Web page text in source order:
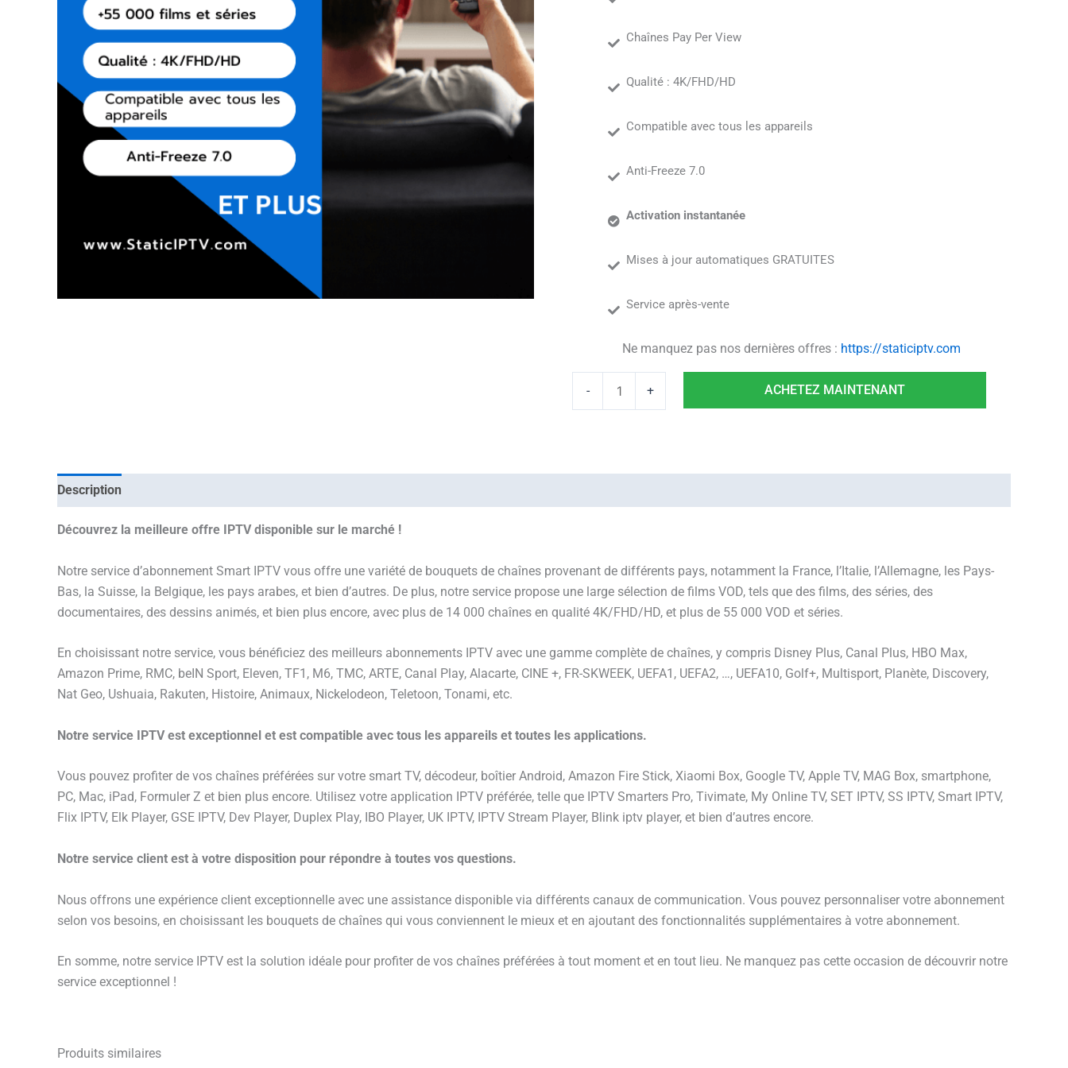
Chaînes Pay Per View
Qualité : 4K/FHD/HD
Compatible avec tous les appareils
Anti-Freeze 7.0
Activation instantanée
Mises à jour automatiques GRATUITES
Service après-vente
Ne manquez pas nos dernières offres : https://staticiptv.com
- + ACHETEZ MAINTENANT
Description
Découvrez la meilleure offre IPTV disponible sur le marché !
Notre service d’abonnement Smart IPTV vous offre une variété de bouquets de chaînes provenant de différents pays, notamment la France, l’Italie, l’Allemagne, les Pays-
Bas, la Suisse, la Belgique, les pays arabes, et bien d’autres. De plus, notre service propose une large sélection de films VOD, tels que des films, des séries, des
documentaires, des dessins animés, et bien plus encore, avec plus de 14 000 chaînes en qualité 4K/FHD/HD, et plus de 55 000 VOD et séries.
En choisissant notre service, vous bénéficiez des meilleurs abonnements IPTV avec une gamme complète de chaînes, y compris Disney Plus, Canal Plus, HBO Max,
Amazon Prime, RMC, beIN Sport, Eleven, TF1, M6, TMC, ARTE, Canal Play, Alacarte, CINE +, FR-SKWEEK, UEFA1, UEFA2, …, UEFA10, Golf+, Multisport, Planète, Discovery,
Nat Geo, Ushuaia, Rakuten, Histoire, Animaux, Nickelodeon, Teletoon, Tonami, etc.
Notre service IPTV est exceptionnel et est compatible avec tous les appareils et toutes les applications.
Vous pouvez profiter de vos chaînes préférées sur votre smart TV, décodeur, boîtier Android, Amazon Fire Stick, Xiaomi Box, Google TV, Apple TV, MAG Box, smartphone,
PC, Mac, iPad, Formuler Z et bien plus encore. Utilisez votre application IPTV préférée, telle que IPTV Smarters Pro, Tivimate, My Online TV, SET IPTV, SS IPTV, Smart IPTV,
Flix IPTV, Elk Player, GSE IPTV, Dev Player, Duplex Play, IBO Player, UK IPTV, IPTV Stream Player, Blink iptv player, et bien d’autres encore.
Notre service client est à votre disposition pour répondre à toutes vos questions.
Nous offrons une expérience client exceptionnelle avec une assistance disponible via différents canaux de communication. Vous pouvez personnaliser votre abonnement
selon vos besoins, en choisissant les bouquets de chaînes qui vous conviennent le mieux et en ajoutant des fonctionnalités supplémentaires à votre abonnement.
En somme, notre service IPTV est la solution idéale pour profiter de vos chaînes préférées à tout moment et en tout lieu. Ne manquez pas cette occasion de découvrir notre
service exceptionnel !
Produits similaires